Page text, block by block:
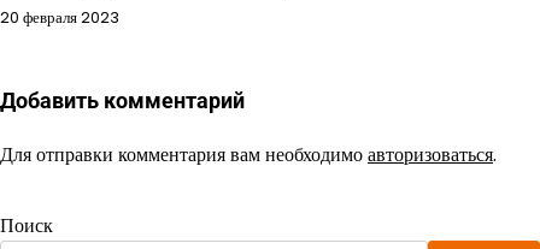
20 февраля 2023
Добавить комментарий
Для отправки комментария вам необходимоавторизоваться.
Поиск